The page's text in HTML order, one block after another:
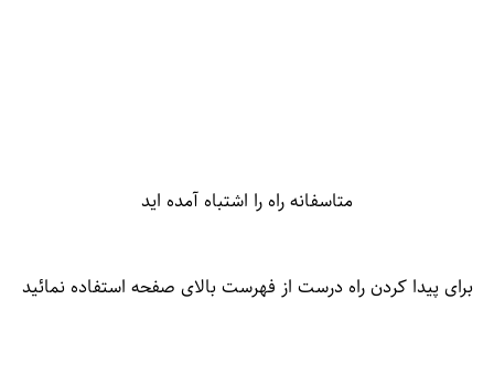
متاسفانه راه را اشتباه آمده اید
برای پیدا کردن راه درست از فهرست بالای صفحه استفاده نمائید